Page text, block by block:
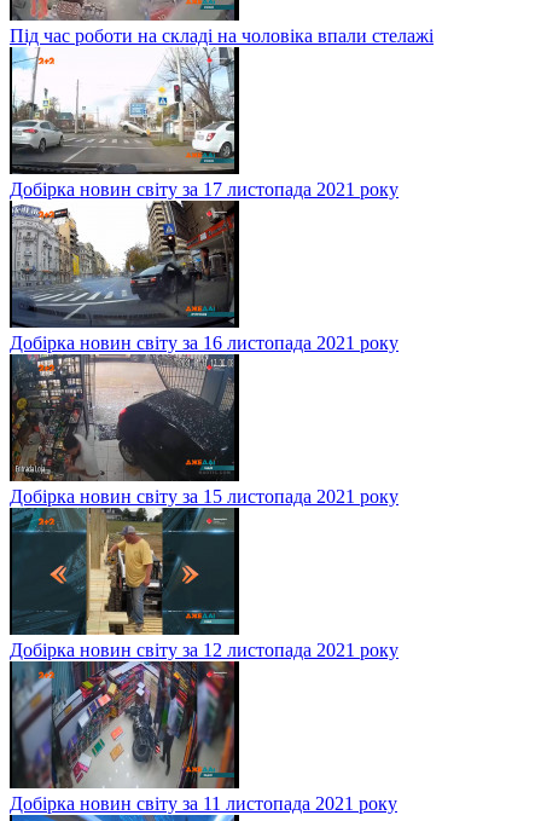
Під час роботи на складі на чоловіка впали стелажі
Добірка новин світу за 17 листопада 2021 року
Добірка новин світу за 16 листопада 2021 року
Добірка новин світу за 15 листопада 2021 року
Добірка новин світу за 12 листопада 2021 року
Добірка новин світу за 11 листопада 2021 року